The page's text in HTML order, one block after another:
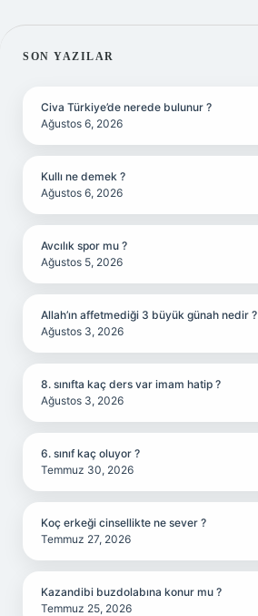
SIDEBAR
SON YAZILAR
Civa Türkiye’de nerede bulunur ?
Ağustos 6, 2026
Kullı ne demek ?
Ağustos 6, 2026
Avcılık spor mu ?
Ağustos 5, 2026
Allah’ın affetmediği 3 büyük günah nedir ?
Ağustos 3, 2026
8. sınıfta kaç ders var imam hatip ?
Ağustos 3, 2026
6. sınıf kaç oluyor ?
Temmuz 30, 2026
Koç erkeği cinsellikte ne sever ?
Temmuz 27, 2026
Kazandibi buzdolabına konur mu ?
Temmuz 25, 2026